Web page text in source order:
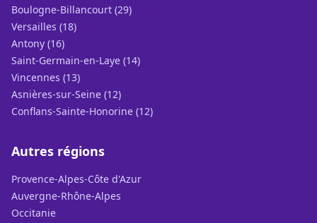
Boulogne-Billancourt (29)
Versailles (18)
Antony (16)
Saint-Germain-en-Laye (14)
Vincennes (13)
Asnières-sur-Seine (12)
Conflans-Sainte-Honorine (12)
Autres régions
Provence-Alpes-Côte d'Azur
Auvergne-Rhône-Alpes
Occitanie